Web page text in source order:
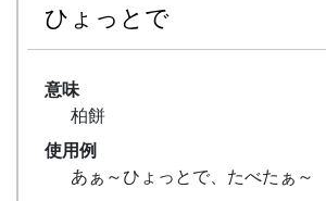
ひょっとで
意味
柏餅
使用例
あぁ～ひょっとで、たべたぁ～